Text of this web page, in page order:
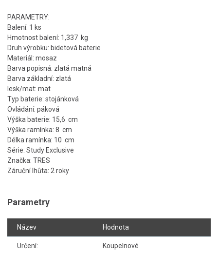
PARAMETRY:
Balení: 1 ks
Hmotnost balení: 1,337 kg
Druh výrobku: bidetová baterie
Materiál: mosaz
Barva popisná: zlatá matná
Barva základní: zlatá
lesk/mat: mat
Typ baterie: stojánková
Ovládání: páková
Výška baterie: 15,6 cm
Výška ramínka: 8 cm
Délka ramínka: 10 cm
Série: Study Exclusive
Značka: TRES
Záruční lhůta: 2 roky
Parametry
Název Hodnota
Určení: Koupelnové